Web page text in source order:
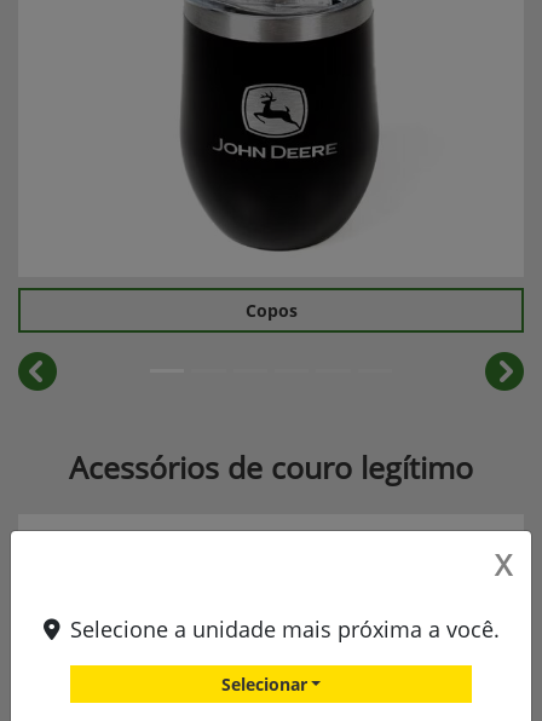
Copos
templates.template-
Acessórios de couro legítimo
X
Selecione a unidade mais próxima a você.
Selecionar